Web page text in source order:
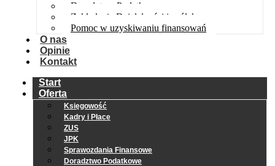
Doradztwo Podatkowe
Zakładanie Działalności i spółek
Pomoc w uzyskiwaniu finansowań
O nas
Opinie
Kontakt
Start
Oferta
Księgowość
Kadry i Płace
ZUS
JPK
Sprawozdania Finansowe
Doradztwo Podatkowe